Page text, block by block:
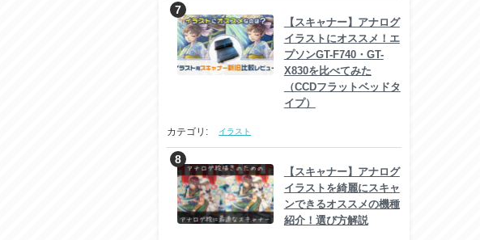
【スキャナー】アナログ
イラストにオススメ！エ
プソンGT-F740・GT-
X830を比べてみた
（CCDフラットベッドタ
イプ）
カテゴリ: イラスト
【スキャナー】アナログ
イラストを綺麗にスキャ
ンできるオススメの機種
紹介！選び方解説